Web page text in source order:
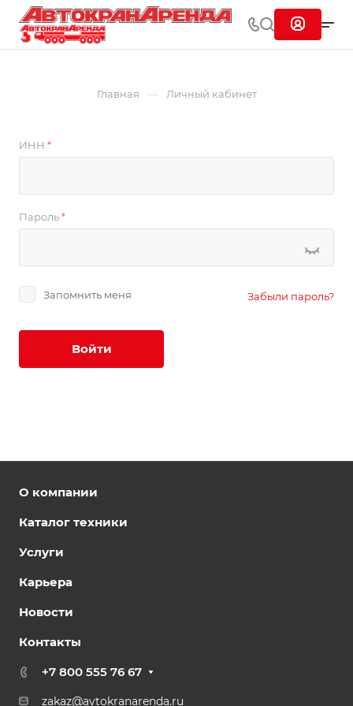
Главная — Личный кабинет
ИНН *
Пароль*
Запомнить меня Забыли пароль?
Войти
О компании
Каталог техники
Услуги
Карьера
Новости
Контакты
+7 800 555 76 67
zakaz@avtokranarenda.ru